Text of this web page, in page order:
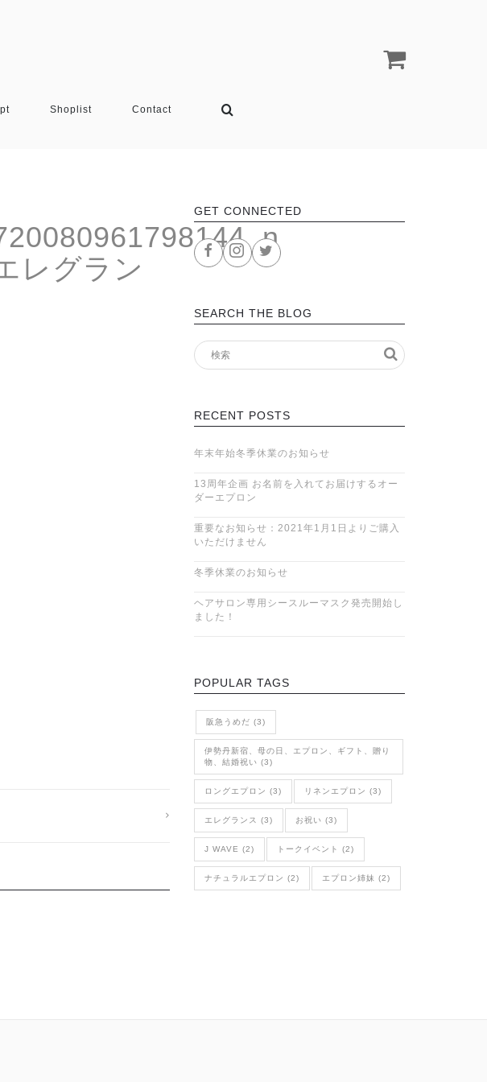
Shoplist Contact
レグラン
GET CONNECTED
SEARCH THE BLOG
RECENT POSTS
年末年始冬季休業のお知らせ
13周年企画 お名前を入れてお届けするオー
ダーエプロン
重要なお知らせ：2021年1月1日よりご購入
いただけません
冬季休業のお知らせ
ヘアサロン専用シースルーマスク発売開始し
ました！
POPULAR TAGS
阪急うめだ (3)
伊勢丹新宿、母の日、エプロン、ギフト、贈り
物、結婚祝い (3)
ロングエプロン (3) リネンエプロン (3)
エレグランス (3) お祝い (3)
J WAVE (2) トークイベント (2)
ナチュラルエプロン (2) エプロン姉妹 (2)